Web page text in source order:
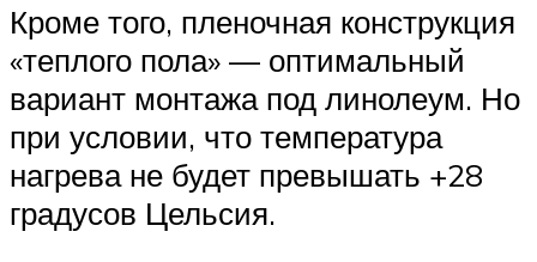
Кроме того, пленочная конструкция
«теплого пола» — оптимальный
вариант монтажа под линолеум. Но
при условии, что температура
нагрева не будет превышать +28
градусов Цельсия.